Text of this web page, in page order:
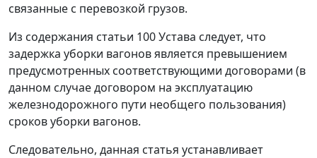
связанные с перевозкой грузов.
Из содержания статьи 100 Устава следует, что
задержка уборки вагонов является превышением
предусмотренных соответствующими договорами (в
данном случае договором на эксплуатацию
железнодорожного пути необщего пользования)
сроков уборки вагонов.
Следовательно, данная статья устанавливает